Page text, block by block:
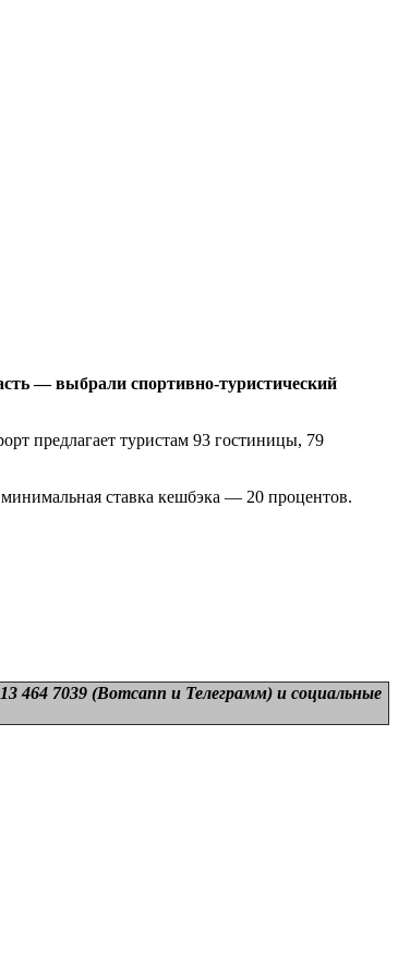
— выбрали спортивно-туристический
предлагает туристам 93 гостиницы, 79
ставка кешбэка — 20 процентов.
464 7039 (Вотсапп и Телеграмм) и социальные